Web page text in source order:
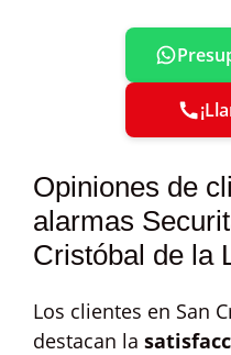
Opiniones de
alarmas
Cristóbal de la
Los clientes en San
destacan la